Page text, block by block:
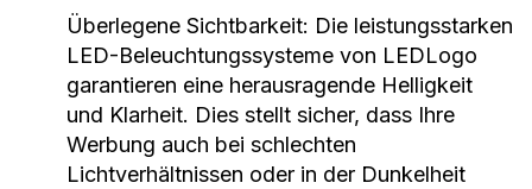
Überlegene Sichtbarkeit: Die leistungsstarken
LED-Beleuchtungssysteme von LEDLogo
garantieren eine herausragende Helligkeit
und Klarheit. Dies stellt sicher, dass Ihre
Werbung auch bei schlechten
Lichtverhältnissen oder in der Dunkelheit